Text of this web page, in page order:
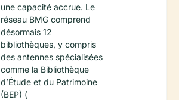
une capacité accrue. Le
réseau BMG comprend
désormais 12
bibliothèques, y compris
des antennes spécialisées
comme la Bibliothèque
d’Étude et du Patrimoine
(BEP) (